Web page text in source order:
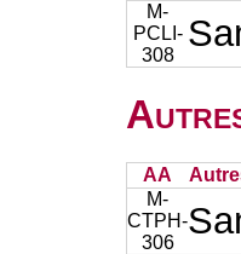
M-
PCLI-
308
AA
M-
CTPH-
306